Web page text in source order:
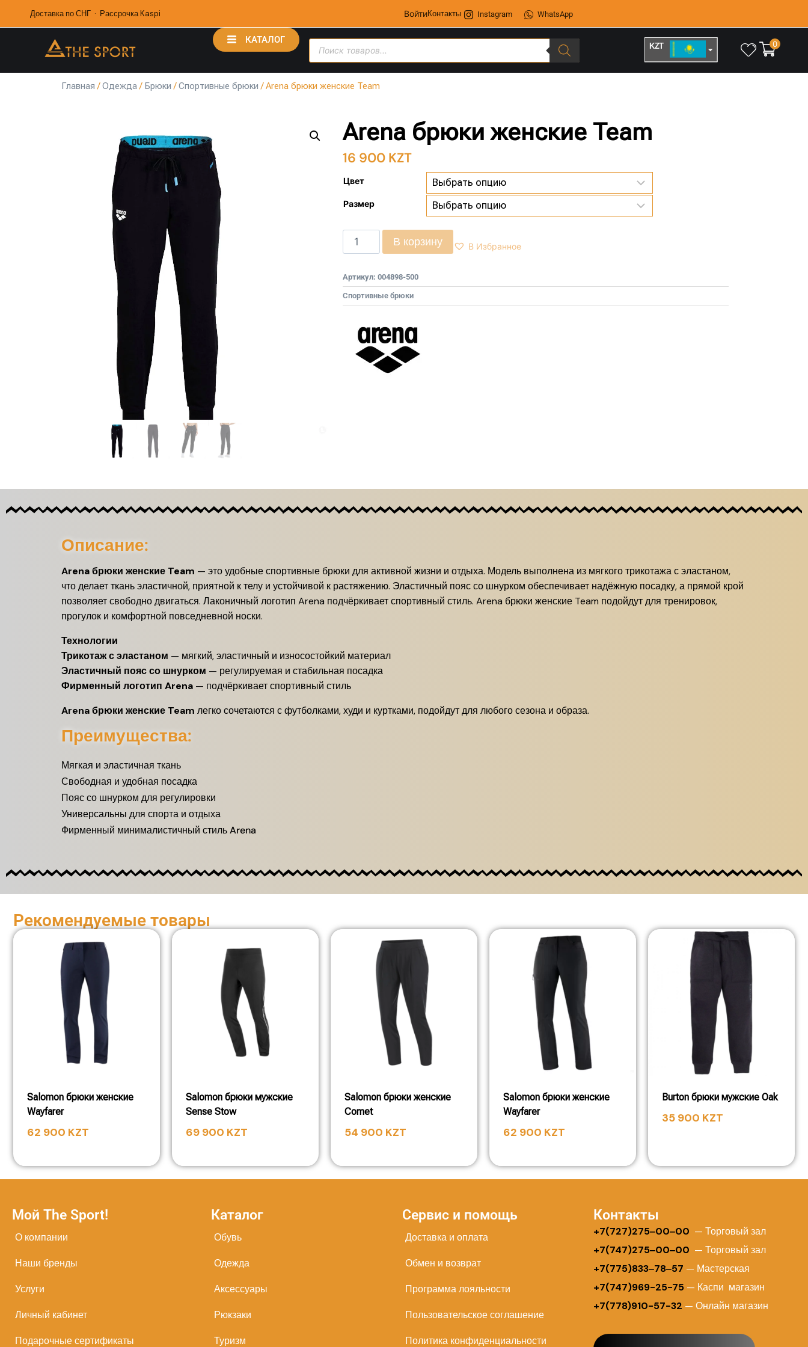
Доставка по СНГ · Рассрочка Kaspi ВойтиКонтакты Instagram WhatsApp
КАТАЛОГ
KZT 0
Главная /Одежда/ Брюки /Спортивные брюки / Arena брюки женские Team
Arena брюки женские Team
16 900 KZT
Цвет
Размер
В корзину В Избранное
Артикул: 004898-500
Спортивные брюки
Описание:
Arena брюки женские Team — это удобные спортивные брюки для активной жизни и отдыха. Модель выполнена из мягкого трикотажа с эластаном,
что делает ткань эластичной, приятной к телу и устойчивой к растяжению. Эластичный пояс со шнурком обеспечивает надёжную посадку, а прямой крой
позволяет свободно двигаться. Лаконичный логотип Arena подчёркивает спортивный стиль. Arena брюки женские Team подойдут для тренировок,
прогулок и комфортной повседневной носки.
Технологии
Трикотаж с эластаном — мягкий, эластичный и износостойкий материал
Эластичный пояс со шнурком — регулируемая и стабильная посадка
Фирменный логотип Arena — подчёркивает спортивный стиль
Arena брюки женские Team легко сочетаются с футболками, худи и куртками, подойдут для любого сезона и образа.
Преимущества:
Мягкая и эластичная ткань
Свободная и удобная посадка
Пояс со шнурком для регулировки
Универсальны для спорта и отдыха
Фирменный минималистичный стиль Arena
Рекомендуемые товары
Salomon брюки женские
Wayfarer
62 900 KZT
Salomon брюки мужские
Sense Stow
69 900 KZT
Salomon брюки женские
Comet
54 900 KZT
Salomon брюки женские
Wayfarer
62 900 KZT
Burton брюки мужские Oak
35 900 KZT
Мой The Sport!
О компании
Наши бренды
Услуги
Личный кабинет
Подарочные сертификаты
Каталог
Обувь
Одежда
Аксессуары
Рюкзаки
Туризм
Сервис и помощь
Доставка и оплата
Обмен и возврат
Программа лояльности
Пользовательское соглашение
Политика конфиденциальности
Контакты
+7(727)275‒00‒00 — Торговый зал
+7(747)275‒00‒00 — Торговый зал
+7(775)833‒78‒57 — Мастерская
+7(747)969-25-75— Каспи магазин
+7(778)910-57-32 — Онлайн магазин